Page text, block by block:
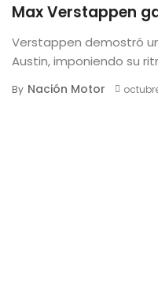
Max Verstappen
Verstappen demostró
Austin, imponiendo su
By Nación Motor